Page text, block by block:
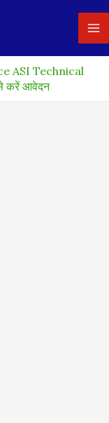
ASI Technical
करें आवेदन